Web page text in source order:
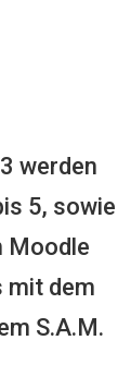
werden
5, sowie
Moodle
mit dem
S.A.M.